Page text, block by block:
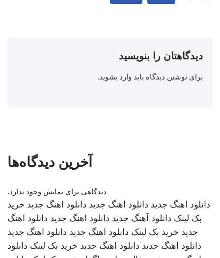
دیدگاهتان را بنویسید
برای نوشتن دیدگاه باید وارد بشوید.
آخرین دیدگاه‌ها
دیدگاهی برای نمایش وجود ندارد.
دانلود اهنگ جدید دانلود اهنگ جدید دانلود اهنگ جدید خرید
بک لینک دانلود آهنگ جدید دانلود اهنگ جدید دانلود اهنگ
جدید خرید بک لینک دانلود اهنگ جدید دانلود اهنگ جدید
دانلود اهنگ جدید دانلود اهنگ جدید خرید بک لینک دانلود